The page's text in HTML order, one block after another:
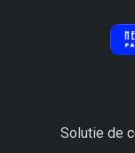
Solutie de